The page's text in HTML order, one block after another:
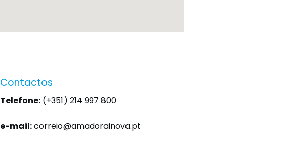
Contactos
Telefone:(+351) 214 997 800
e-mail:correio@amadorainova.pt